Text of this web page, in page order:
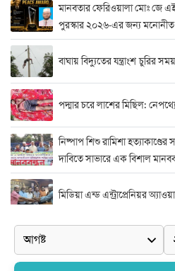
মানবতার ফেরিওয়ালা মোঃ জে
পুরস্কার ২০২৬-এর জন্য মনোনীত
বাঘায় বিদ্যুতের যন্ত্রাংশ চুরির
পদ্মার চরে লাশের মিছিল:
নিষ্পাপ শিশু রামিশা
দাবিতে সাভারে এক বিশাল
মিডিয়া এন্ড এন্ট্রাপ্রেনিয়র
র‍্যাবের বিশেষ অভিযান: